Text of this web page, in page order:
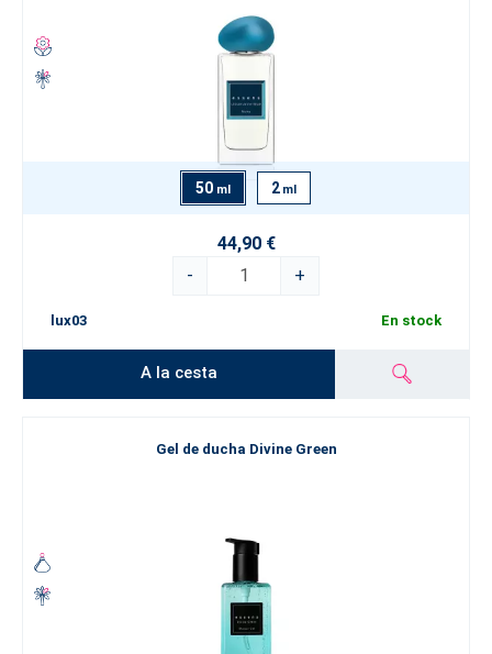
50 ml 2 ml
44,90 €
-
+
lux03 En stock
A la cesta
Gel de ducha Divine Green